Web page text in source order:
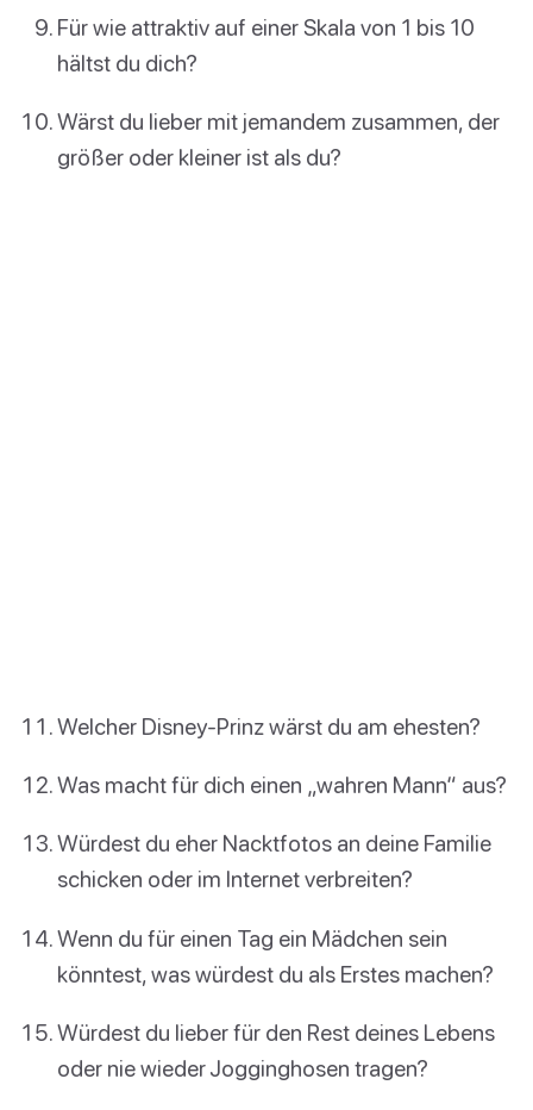
Für wie attraktiv auf einer Skala von 1 bis 10
hältst du dich?
Wärst du lieber mit jemandem zusammen, der
größer oder kleiner ist als du?
Welcher Disney-Prinz wärst du am ehesten?
Was macht für dich einen „wahren Mann“ aus?
Würdest du eher Nacktfotos an deine Familie
schicken oder im Internet verbreiten?
Wenn du für einen Tag ein Mädchen sein
könntest, was würdest du als Erstes machen?
Würdest du lieber für den Rest deines Lebens
oder nie wieder Jogginghosen tragen?